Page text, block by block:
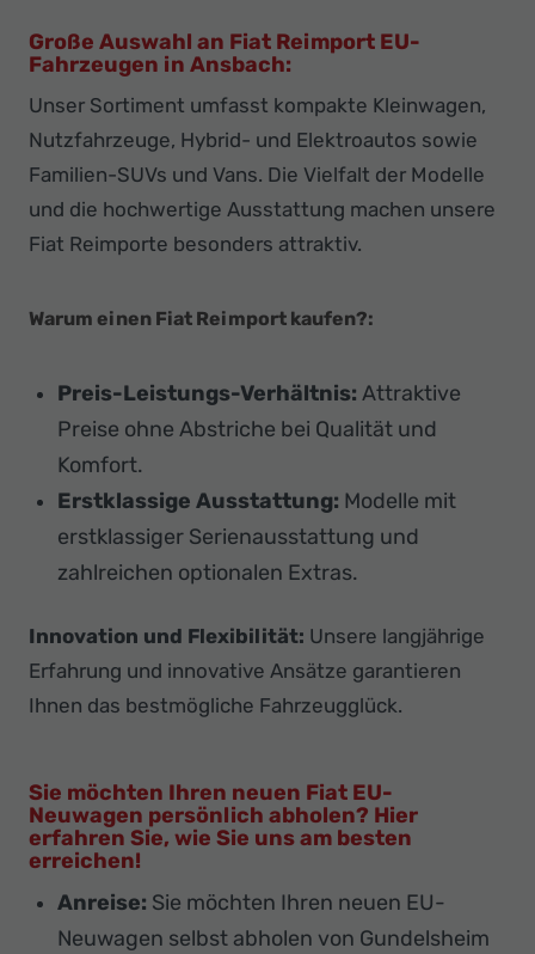
Große Auswahl an Fiat Reimport EU-
Fahrzeugen in Ansbach:
Unser Sortiment umfasst kompakte Kleinwagen,
Nutzfahrzeuge, Hybrid- und Elektroautos sowie
Familien-SUVs und Vans. Die Vielfalt der Modelle
und die hochwertige Ausstattung machen unsere
Fiat Reimporte besonders attraktiv.
Warum einen Fiat Reimport kaufen?:
Preis-Leistungs-Verhältnis: Attraktive
Preise ohne Abstriche bei Qualität und
Komfort.
Erstklassige Ausstattung: Modelle mit
erstklassiger Serienausstattung und
zahlreichen optionalen Extras.
Innovation und Flexibilität: Unsere langjährige
Erfahrung und innovative Ansätze garantieren
Ihnen das bestmögliche Fahrzeugglück.
Sie möchten Ihren neuen Fiat EU-
Neuwagen persönlich abholen? Hier
erfahren Sie, wie Sie uns am besten
erreichen!
Anreise: Sie möchten Ihren neuen EU-
Neuwagen selbst abholen von Gundelsheim